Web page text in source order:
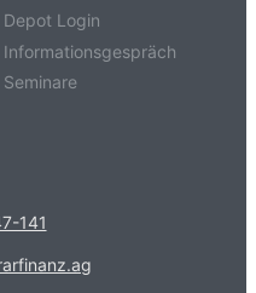
Depot Login
Informationsgespräch
Seminare
141